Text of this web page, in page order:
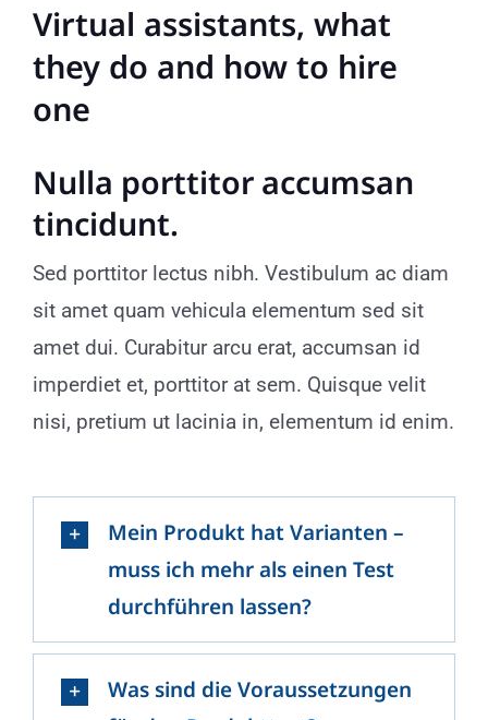
Virtual assistants, what
they do and how to hire
one
Nulla porttitor accumsan
tincidunt.
Sed porttitor lectus nibh. Vestibulum ac diam
sit amet quam vehicula elementum sed sit
amet dui. Curabitur arcu erat, accumsan id
imperdiet et, porttitor at sem. Quisque velit
nisi, pretium ut lacinia in, elementum id enim.
Mein Produkt hat Varianten –
muss ich mehr als einen Test
durchführen lassen?
Was sind die Voraussetzungen